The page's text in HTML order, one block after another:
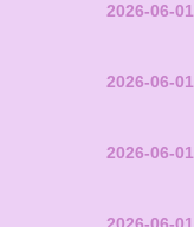
2026-06-01
2026-06-01
2026-06-01